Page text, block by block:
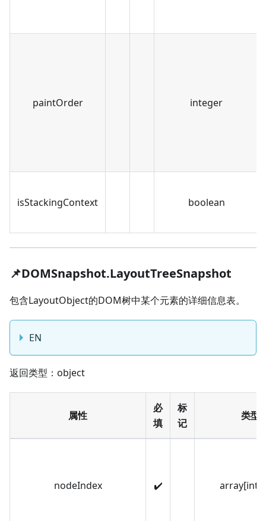
paintOrder integer
isStackingContext boolean
📌DOMSnapshot.LayoutTreeSnapshot
包含LayoutObject的DOM树中某个元素的详细信息表。
EN
返回类型：object
属性
必
填
标
记
类型
nodeIndex ✔️